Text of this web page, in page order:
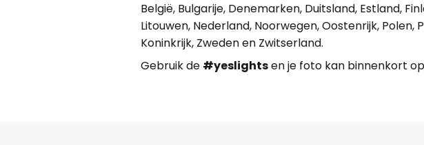
België, Bulgarije, Denemarken, Duitsland, Estland,
Litouwen, Nederland, Noorwegen, Oostenrijk, Polen,
Koninkrijk, Zweden en Zwitserland.
Gebruik de #yeslightsen je foto kan binnenkort